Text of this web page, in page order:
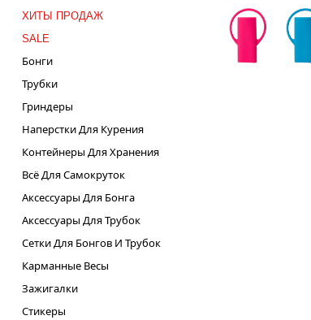
ХИТЫ ПРОДАЖ
SALE
Бонги
Трубки
Гриндеры
Наперстки Для Курения
Контейнеры Для Хранения
Всё Для Самокруток
Аксессуары Для Бонга
Аксессуары Для Трубок
Сетки Для Бонгов И Трубок
Карманные Весы
Зажигалки
Стикеры